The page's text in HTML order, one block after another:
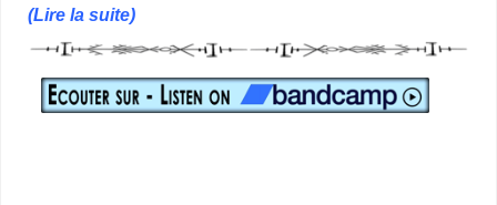
(Lire la suite)